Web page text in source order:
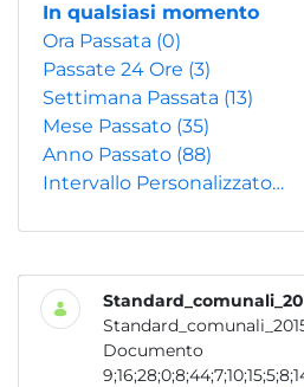
In qualsiasi momento
Ora Passata (0)
Passate 24 Ore (3)
Settimana Passata (13)
Mese Passato (35)
Anno Passato (88)
Intervallo Personalizzato…
Documento